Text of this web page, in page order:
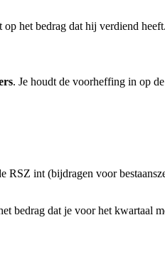
het bedrag dat hij verdiend heeft.
. Je houdt de voorheffing in op
RSZ int (bijdragen voor
bedrag dat je voor het kwartaal